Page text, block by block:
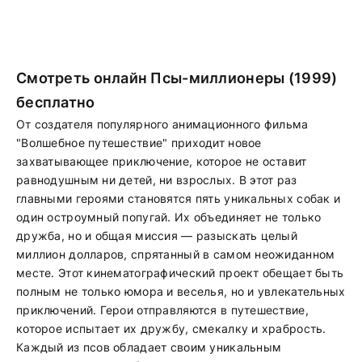
Смотреть онлайн Псы-миллионеры (1999)
бесплатно
От создателя популярного анимационного фильма
"Волшебное путешествие" приходит новое
захватывающее приключение, которое не оставит
равнодушным ни детей, ни взрослых. В этот раз
главными героями становятся пять уникальных собак и
один остроумный попугай. Их объединяет не только
дружба, но и общая миссия — разыскать целый
миллион долларов, спрятанный в самом неожиданном
месте. Этот кинематографический проект обещает быть
полным не только юмора и веселья, но и увлекательных
приключений. Герои отправляются в путешествие,
которое испытает их дружбу, смекалку и храбрость.
Каждый из псов обладает своим уникальным